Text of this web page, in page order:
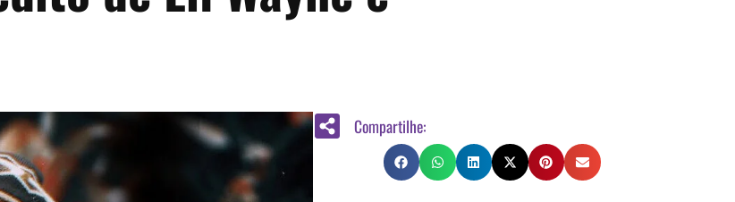
Compartilhe: